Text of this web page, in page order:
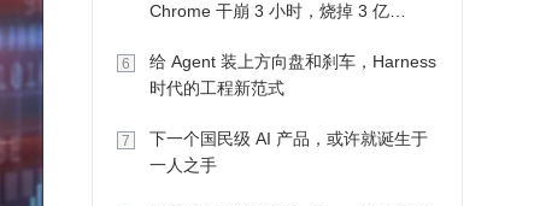
Chrome 干崩 3 小时，烧掉 3 亿
6
给 Agent 装上方向盘和刹车，Harness
时代的工程新范式
7
下一个国民级 AI 产品，或许就诞生于
一人之手